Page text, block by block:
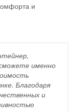
и
именно
Благодаря
и